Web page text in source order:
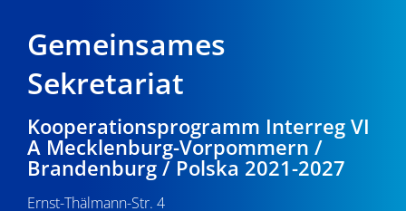
Gemeinsames
Sekretariat
Kooperationsprogramm Interreg VI
A Mecklenburg-Vorpommern /
Brandenburg / Polska 2021-2027
Ernst-Thälmann-Str. 4